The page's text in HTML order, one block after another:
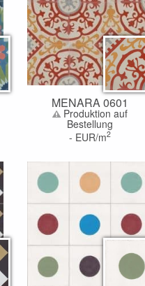
MENARA 0601
Produktion auf
Bestellung
- EUR/m2